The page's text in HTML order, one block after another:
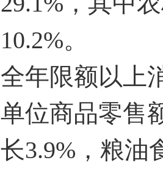
10.2%。
全年限额以上
单位商品零售
长3.9%，粮油